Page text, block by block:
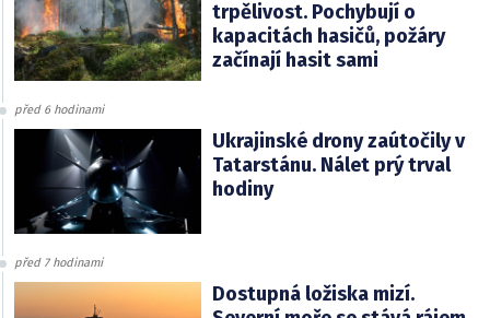
trpělivost. Pochybují o
kapacitách hasičů, požáry
začínají hasit sami
před 6 hodinami
Ukrajinské drony zaútočily v
Tatarstánu. Nálet prý trval
hodiny
před 7 hodinami
Dostupná ložiska mizí.